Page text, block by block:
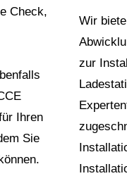
Check,
Ihren
Sie
Wir
zur